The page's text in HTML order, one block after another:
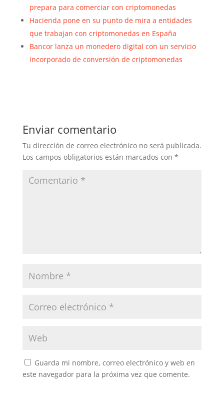
prepara para comerciar con criptomonedas
Hacienda pone en su punto de mira a entidades
que trabajan con criptomonedas en España
Bancor lanza un monedero digital con un servicio
incorporado de conversión de criptomonedas
Enviar comentario
Tu dirección de correo electrónico no será publicada.
Los campos obligatorios están marcados con *
Guarda mi nombre, correo electrónico y web en
este navegador para la próxima vez que comente.